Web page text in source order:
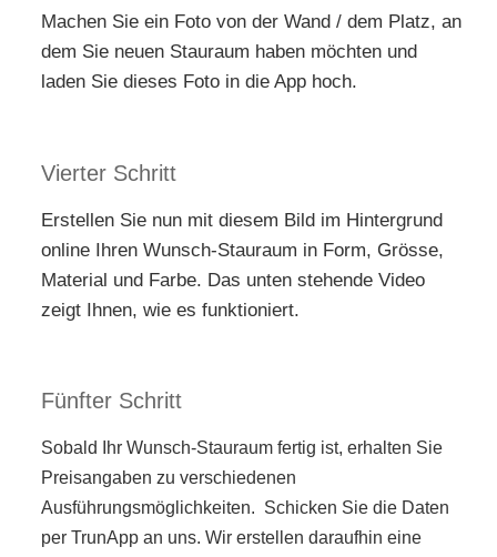
Machen Sie ein Foto von der Wand / dem Platz, an
dem Sie neuen Stauraum haben möchten und
laden Sie dieses Foto in die App hoch.
Vierter Schritt
Erstellen Sie nun mit diesem Bild im Hintergrund
online Ihren Wunsch-Stauraum in Form, Grösse,
Material und Farbe. Das unten stehende Video
zeigt Ihnen, wie es funktioniert.
Fünfter Schritt
Sobald Ihr Wunsch-Stauraum fertig ist, erhalten Sie
Preisangaben zu verschiedenen
Ausführungsmöglichkeiten. Schicken Sie die Daten
per TrunApp an uns. Wir erstellen daraufhin eine